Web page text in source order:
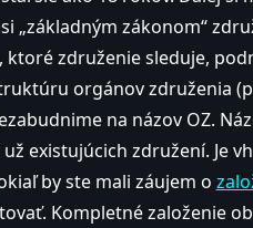
„základným zákonom“
ktoré združenie sleduje,
orgánov združenia
na názov OZ.
existujúcich združení. Je
by ste mali záujem o
Kompletné založenie